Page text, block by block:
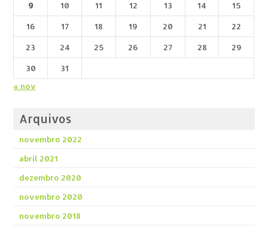
9 10 11 12 13 14 15
16 17 18 19 20 21 22
23 24 25 26 27 28 29
30
31
« nov
Arquivos
novembro 2022
abril 2021
dezembro 2020
novembro 2020
novembro 2018